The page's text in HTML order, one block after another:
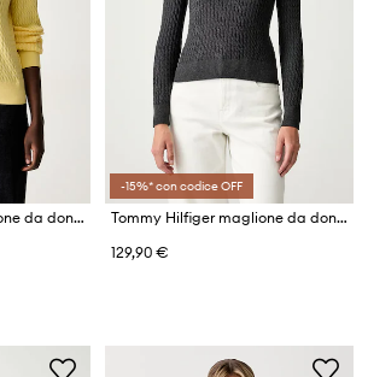
Tommy Hilfiger maglione da donna in cotone
-15%* con codice OFF
Tommy Hilfiger maglione da donna in cotone
129,90 €